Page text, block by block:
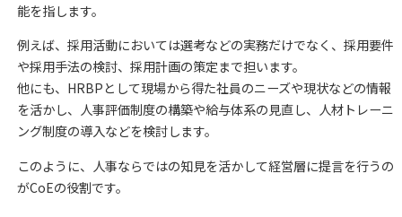
能を指します。
例えば、採用活動においては選考などの実務だけでなく、採用要件
や採用手法の検討、採用計画の策定まで担います。
他にも、HRBPとして現場から得た社員のニーズや現状などの情報
を活かし、人事評価制度の構築や給与体系の見直し、人材トレーニ
ング制度の導入などを検討します。
このように、人事ならではの知見を活かして経営層に提言を行うの
がCoEの役割です。